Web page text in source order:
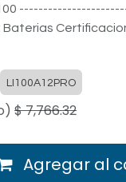
100
Baterias
LI100A12PRO
$7,766.32
Agregar al